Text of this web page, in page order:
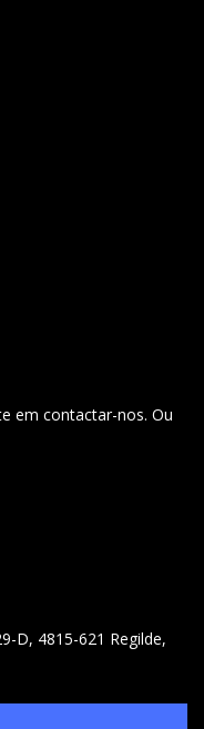
em contactar-nos. Ou
D, 4815-621 Regilde,